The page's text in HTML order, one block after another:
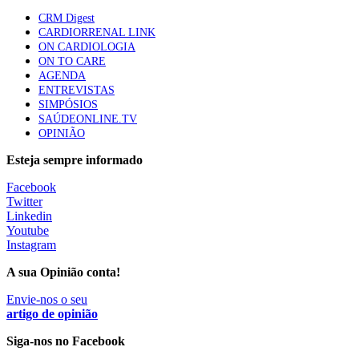
elegíveis para inibidores PD-(L)1
61 visualizações
Especialistas defendem mais potássio na alimentação
para ajudar a controlar a hipertensão
57 visualizações
MAIS NOTÍCIAS
“Os programas de rastreio do cancro do pulmão são custo-
efetivos e representam um investimento sustentável para os
sistemas de saúde”
“A manutenção de dois arquivos para a mesma informação
CRM Digest
CARDIORRENAL LINK
ON CARDIOLOGIA
ON TO CARE
AGENDA
ENTREVISTAS
SIMPÓSIOS
SAÚDEONLINE.TV
OPINIÃO
Esteja sempre informado
Facebook
Twitter
Linkedin
Youtube
Instagram
A sua Opinião conta!
Envie-nos o seu
artigo de opinião
Siga-nos no Facebook